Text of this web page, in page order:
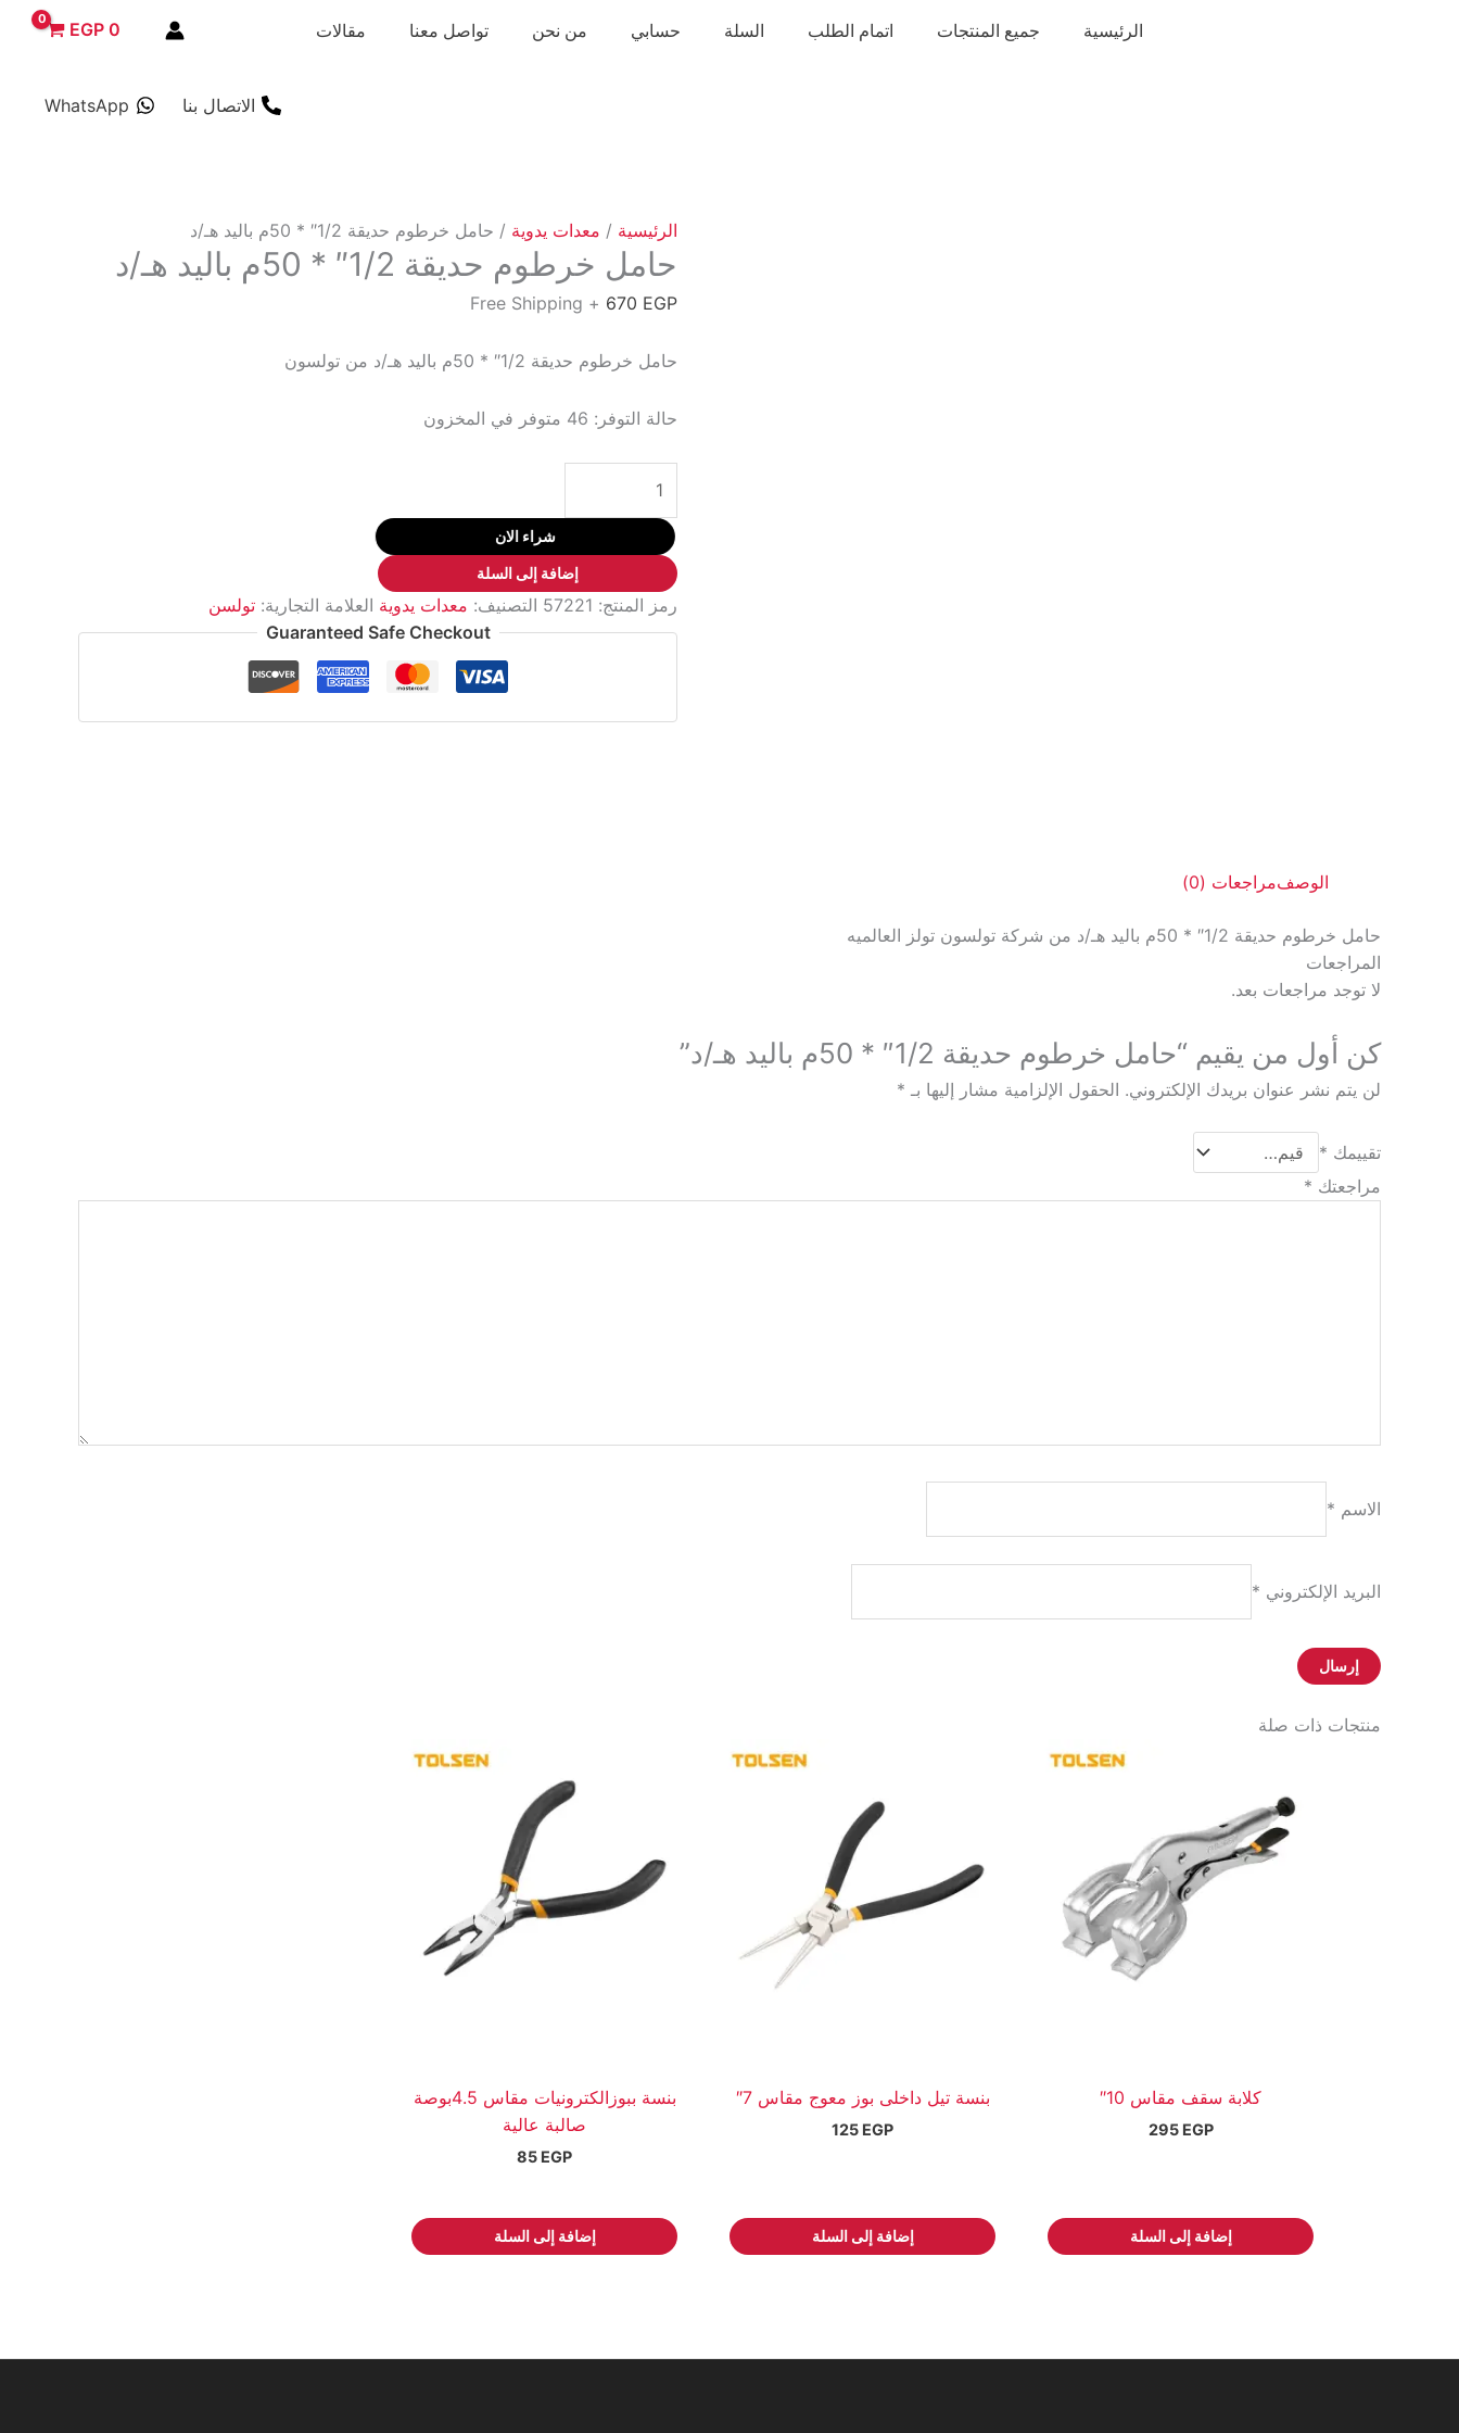
الرئيسية جميع المنتجات اتمام الطلب السلة حسابي من نحن تواصل معنا مقالات 0
EGP
الاتصال بنا WhatsApp
الرئيسية / معدات يدوية / حامل خرطوم حديقة 1/2″ * 50م باليد هـ/د
حامل خرطوم حديقة 1/2″ * 50م باليد هـ/د
670 EGP
+ Free Shipping
حامل خرطوم حديقة 1/2″ * 50م باليد هـ/د من تولسون
حالة التوفر: 46 متوفر في المخزون
حامل
خرطوم
حديقة
*
50م
د
شراء الان
إضافة إلى السلة
رمز المنتج: 57221 التصنيف: معدات يدوية العلامة التجارية: تولسن
Guaranteed Safe Checkout
الوصفمراجعات (0)
حامل خرطوم حديقة 1/2″ * 50م باليد هـ/د من شركة تولسون تولز العالميه
المراجعات
لا توجد مراجعات بعد.
كن أول من يقيم “حامل خرطوم حديقة 1/2″ * 50م باليد هـ/د”
لن يتم نشر عنوان بريدك الإلكتروني. الحقول الإلزامية مشار إليها بـ *
تقييمك *
مراجعتك *
الاسم *
البريد الإلكتروني *
منتجات ذات صلة
كلابة سقف مقاس 10″
295 EGP
إضافة إلى السلة
بنسة تيل داخلى بوز معوج مقاس 7″
125 EGP
إضافة إلى السلة
بنسة ببوزالكترونيات مقاس 4.5بوصة
صالبة عالية
85 EGP
إضافة إلى السلة